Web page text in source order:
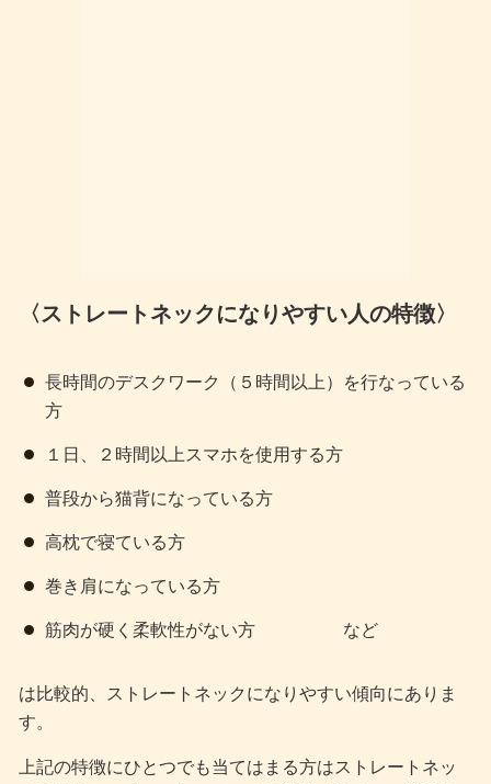
〈ストレートネックになりやすい人の特徴〉
長時間のデスクワーク（５時間以上）を行なっている
方
１日、２時間以上スマホを使用する方
普段から猫背になっている方
高枕で寝ている方
巻き肩になっている方
筋肉が硬く柔軟性がない方 など
は比較的、ストレートネックになりやすい傾向にありま
す。
上記の特徴にひとつでも当てはまる方はストレートネッ